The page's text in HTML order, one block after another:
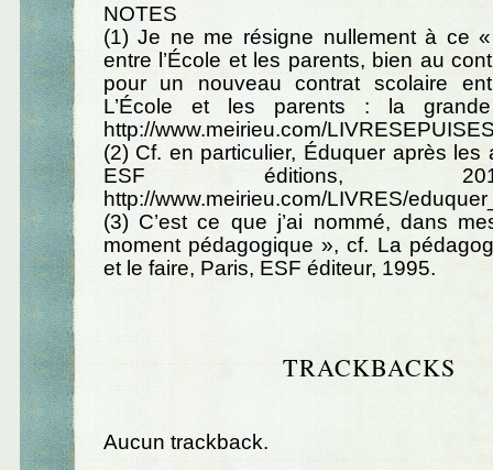
NOTES
(1) Je ne me résigne nullement à ce
entre l’École et les parents, bien au
pour un nouveau contrat scolaire
L’École et les parents : la
http://www.meirieu.com/
(2) Cf. en particulier, Éduquer après les
ESF éditions,
http://www.meirieu.com/LIVRES/
(3) C’est ce que j’ai nommé, dans
moment pédagogique », cf. La
et le faire, Paris, ESF éditeur, 1995.
TRACKBACKS
Aucun trackback.